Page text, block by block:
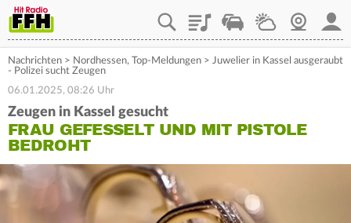
PlaylistStaupilotWetterWebcam
Nachrichten > Nordhessen, Top-Meldungen > Juwelier in Kassel ausgeraubt
- Polizei sucht Zeugen
06.01.2025, 08:26 Uhr
Zeugen in Kassel gesucht
FRAU GEFESSELT UND MIT PISTOLE
BEDROHT